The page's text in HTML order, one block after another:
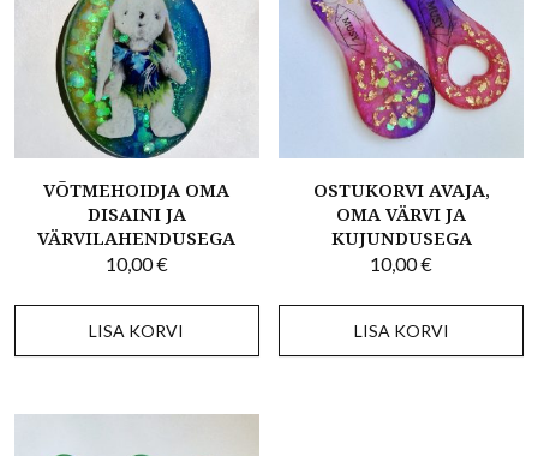
VÕTMEHOIDJA OMA
DISAINI JA
VÄRVILAHENDUSEGA
10,00€
LISA KORVI
OSTUKORVI AVAJA,
OMA VÄRVI JA
KUJUNDUSEGA
10,00€
LISA KORVI